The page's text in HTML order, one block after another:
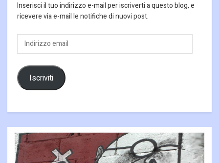
Inserisci il tuo indirizzo e-mail per iscriverti a questo blog, e
ricevere via e-mail le notifiche di nuovi post.
Indirizzo
email
Iscriviti